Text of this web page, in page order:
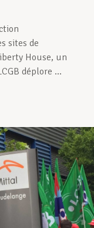
sites de
House, un
déplore ...